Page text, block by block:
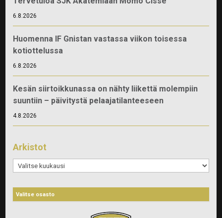
6.8.2026
Huomenna IF Gnistan vastassa viikon toisessa
kotiottelussa
6.8.2026
Kesän siirtoikkunassa on nähty liikettä molempiin
suuntiin – päivitystä pelaajatilanteeseen
4.8.2026
Arkistot
Arkistot